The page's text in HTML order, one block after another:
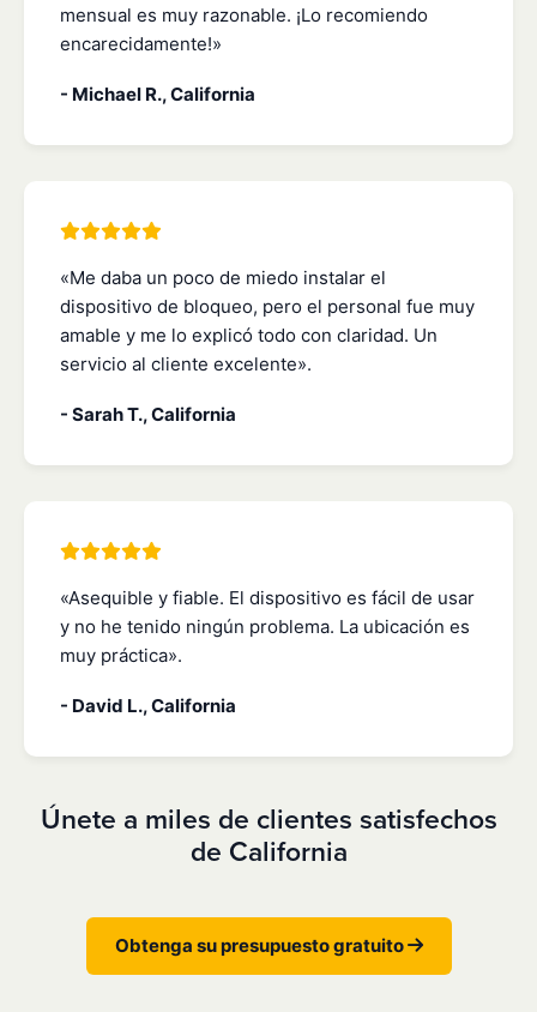
mensual es muy razonable. ¡Lo recomiendo
encarecidamente!»
- Michael R., California
«Me daba un poco de miedo instalar el
dispositivo de bloqueo, pero el personal fue muy
amable y me lo explicó todo con claridad. Un
servicio al cliente excelente».
- Sarah T., California
«Asequible y fiable. El dispositivo es fácil de usar
y no he tenido ningún problema. La ubicación es
muy práctica».
- David L., California
Únete a miles de clientes satisfechos
de California
Obtenga su presupuesto gratuito